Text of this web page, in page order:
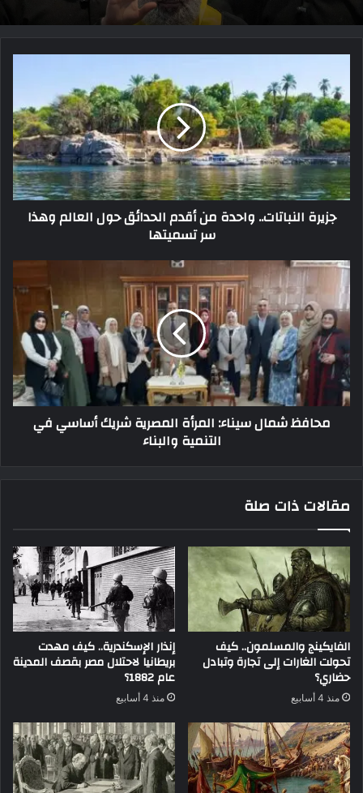
جزيرة النباتات.. واحدة من أقدم الحدائق حول العالم وهذا
سر تسميتها
محافظ شمال سيناء: المرأة المصرية شريك أساسي في
التنمية والبناء
مقالات ذات صلة
الفايكينج والمسلمون.. كيف
تحولت الغارات إلى تجارة وتبادل
حضاري؟
منذ 4 أسابيع
إنذار الإسكندرية.. كيف مهدت
بريطانيا لاحتلال مصر بقصف المدينة
عام 1882؟
منذ 4 أسابيع